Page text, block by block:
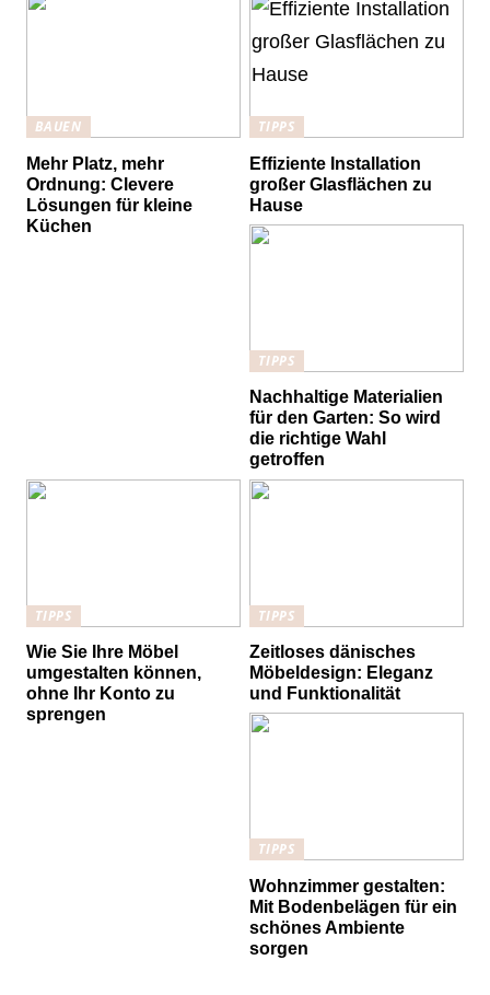
BAUEN
Mehr Platz, mehr
Ordnung: Clevere
Lösungen für kleine
Küchen
TIPPS
Effiziente Installation
großer Glasflächen zu
Hause
TIPPS
Nachhaltige Materialien
für den Garten: So wird
die richtige Wahl
getroffen
TIPPS
Wie Sie Ihre Möbel
umgestalten können,
ohne Ihr Konto zu
sprengen
TIPPS
Zeitloses dänisches
Möbeldesign: Eleganz
und Funktionalität
TIPPS
Wohnzimmer gestalten:
Mit Bodenbelägen für ein
schönes Ambiente
sorgen